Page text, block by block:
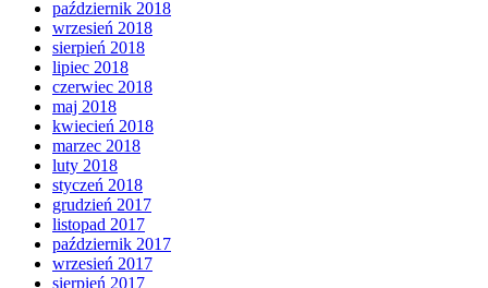
październik 2018
wrzesień 2018
sierpień 2018
lipiec 2018
czerwiec 2018
maj 2018
kwiecień 2018
marzec 2018
luty 2018
styczeń 2018
grudzień 2017
listopad 2017
październik 2017
wrzesień 2017
sierpień 2017